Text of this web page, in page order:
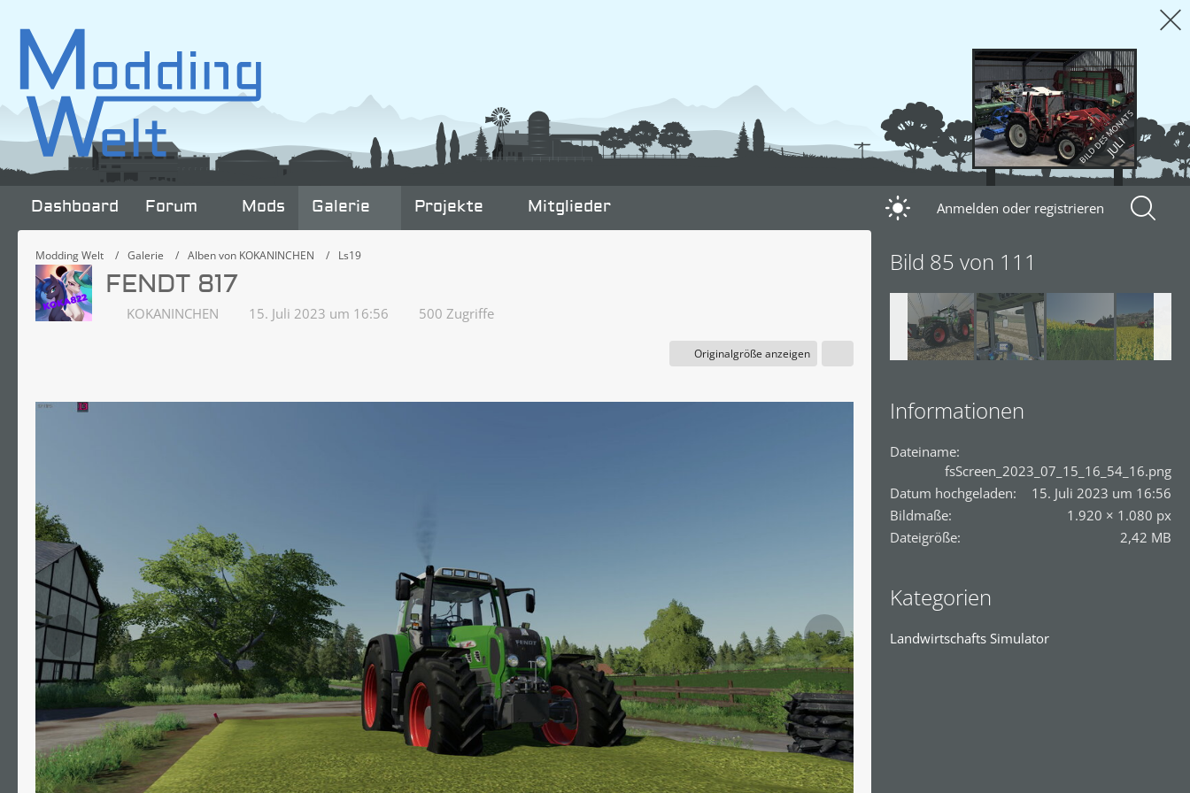
BILD DES MONATS
JULI
Dashboard Forum Mods Galerie Projekte Mitglieder Anmelden oder registrieren
Modding Welt Galerie Alben von KOKANINCHEN Ls19
FENDT 817
KOKANINCHEN 15. Juli 2023 um 16:56 500 Zugriffe
Originalgröße anzeigen
Bild 85 von 111
Informationen
Dateiname
fsScreen_2023_07_15_16_54_16.png
Datum hochgeladen
15. Juli 2023 um 16:56
Bildmaße
1.920 × 1.080 px
Dateigröße
2,42 MB
Kategorien
Landwirtschafts Simulator